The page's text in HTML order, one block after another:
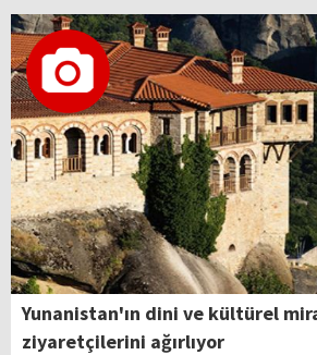
Yunanistan'ın dini ve kültürel
ziyaretçilerini ağırlıyor